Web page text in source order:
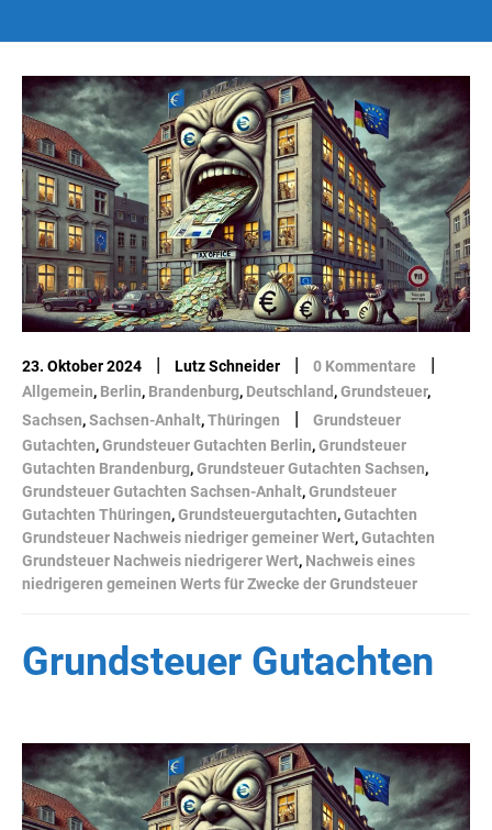
23. Oktober 2024 | Lutz Schneider | 0 Kommentare |
Allgemein, Berlin, Brandenburg, Deutschland ,Grundsteuer,
Sachsen,Sachsen-Anhalt,Thüringen |
Grundsteuer
Gutachten,Grundsteuer Gutachten Berlin,Grundsteuer
Gutachten Brandenburg,Grundsteuer Gutachten Sachsen,
Grundsteuer Gutachten Sachsen-Anhalt,Grundsteuer
Gutachten Thüringen,Grundsteuergutachten,Gutachten
Grundsteuer Nachweis niedriger gemeiner Wert,Gutachten
Grundsteuer Nachweis niedrigerer Wert, Nachweis eines
niedrigeren gemeinen Werts für Zwecke der Grundsteuer
Grundsteuer Gutachten